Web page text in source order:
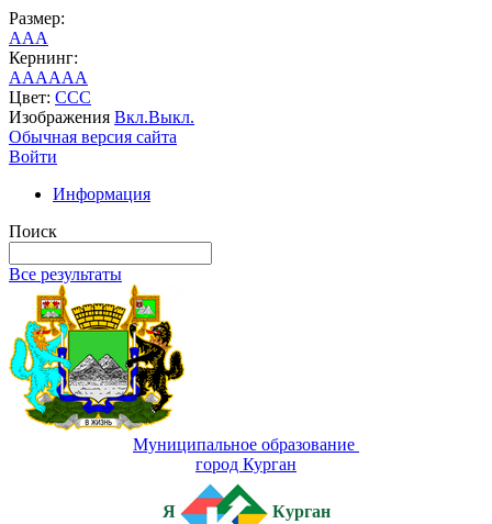
Размер:
AAA
Кернинг:
AAAAAA
Цвет: CCC
Изображения Вкл.Выкл.
Обычная версия сайта
Войти
Информация
Поиск
Все результаты
Муниципальное образование
город Курган
Я Курган